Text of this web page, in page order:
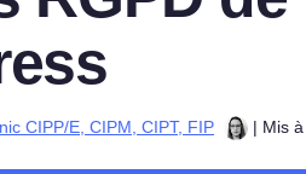
Générateur de clause de
Générateur de politique
Nouveautés Termly
CIPP/E, CIPM, CIPT, FIP | Mis